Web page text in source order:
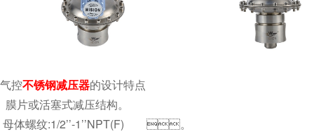
气控不锈钢减压器的设计特点
膜片或活塞式减压结构。
母体螺纹:1/2’’-1’’NPT(F) 。